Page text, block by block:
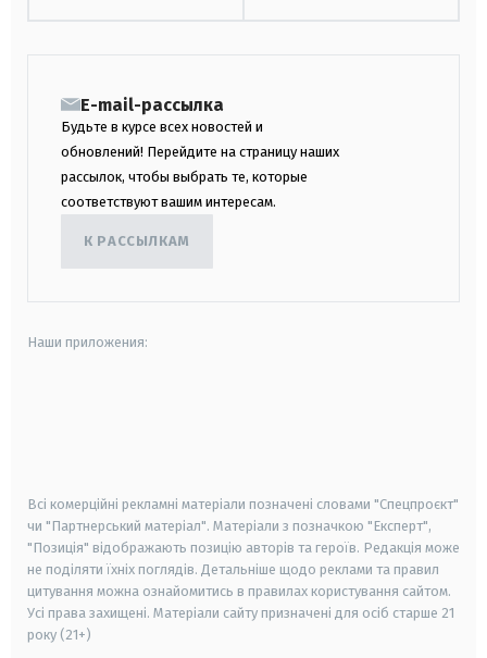
E-mail-рассылка
Будьте в курсе всех новостей и
обновлений! Перейдите на страницу наших
рассылок, чтобы выбрать те, которые
соответствуют вашим интересам.
К РАССЫЛКАМ
Наши приложения:
Всі комерційні рекламні матеріали позначені словами "Спецпроєкт"
чи "Партнерський матеріал". Матеріали з позначкою "Експерт",
"Позиція" відображають позицію авторів та героїв. Редакція може
не поділяти їхніх поглядів. Детальніше щодо реклами та правил
цитування можна ознайомитись в правилах користування сайтом.
Усі права захищені. Матеріали сайту призначені для осіб старше 21
року (21+)